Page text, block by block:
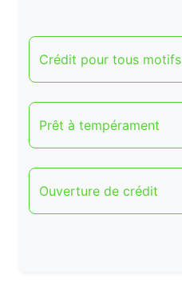
Crédit pour tous motifs
Prêt à tempérament
Ouverture de crédit